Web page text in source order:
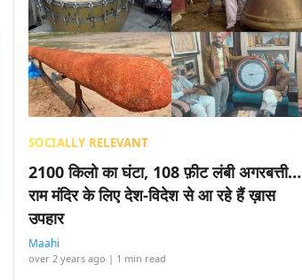
SOCIALLY RELEVANT
2100 किलो का घंटा, 108 फ़ीट लंबी अगरबत्ती…
राम मंदिर के लिए देश-विदेश से आ रहे हैं ख़ास
उपहार
Maahi
over 2 years ago | 1 min read